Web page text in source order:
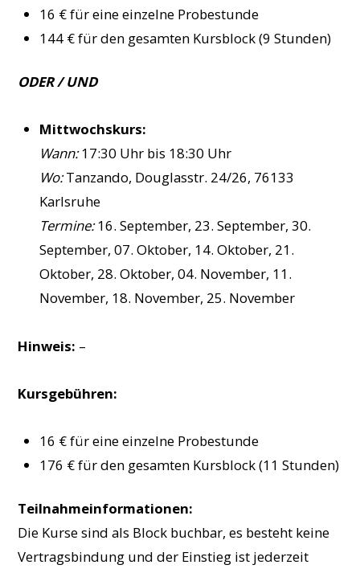
16 € für eine einzelne Probestunde
144 € für den gesamten Kursblock (9 Stunden)
ODER / UND
Mittwochskurs:
Wann:17:30 Uhr bis 18:30 Uhr
Wo:Tanzando, Douglasstr. 24/26, 76133
Karlsruhe
Termine:16. September, 23. September, 30.
September, 07. Oktober, 14. Oktober, 21.
Oktober, 28. Oktober, 04. November, 11.
November, 18. November, 25. November
Hinweis: –
Kursgebühren:
16 € für eine einzelne Probestunde
176 € für den gesamten Kursblock (11 Stunden)
Teilnahmeinformationen:
Die Kurse sind als Block buchbar, es besteht keine
Vertragsbindung und der Einstieg ist jederzeit